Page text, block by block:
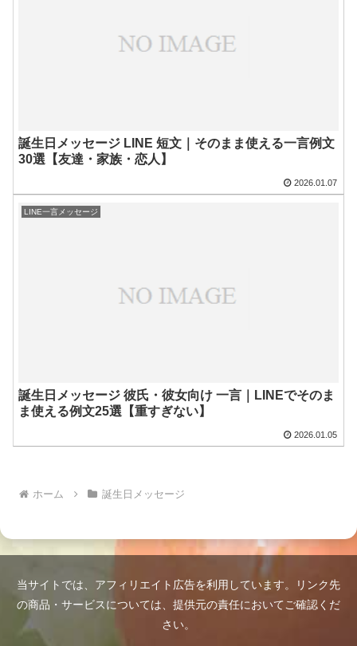
誕生日メッセージ LINE 短文｜そのまま使える一言例文
30選【友達・家族・恋人】
2026.01.07
LINE一言メッセージ
誕生日メッセージ 彼氏・彼女向け 一言｜LINEでそのま
ま使える例文25選【重すぎない】
2026.01.05
ホーム 誕生日メッセージ
当サイトでは、アフィリエイト広告を利用しています。リンク先
の商品・サービスについては、提供元の責任においてご確認くだ
さい。